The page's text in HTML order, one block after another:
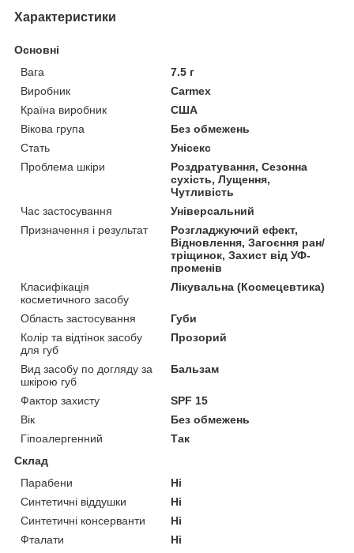
Характеристики
Основні
Вага
7.5 г
Виробник
Carmex
Країна виробник
США
Вікова група
Без обмежень
Стать
Унісекс
Проблема шкіри
Роздратування, Сезонна
сухість, Лущення,
Чутливість
Час застосування
Універсальний
Призначення і результат
Розгладжуючий ефект,
Відновлення, Загоєння ран/
тріщинок, Захист від УФ-
променів
Класифікація
косметичного засобу
Лікувальна (Космецевтика)
Область застосування
Губи
Колір та відтінок засобу
для губ
Прозорий
Вид засобу по догляду за
шкірою губ
Бальзам
Фактор захисту
SPF 15
Вік
Без обмежень
Гіпоалергенний
Так
Склад
Парабени
Ні
Синтетичні віддушки
Ні
Синтетичні консерванти
Ні
Фталати
Ні